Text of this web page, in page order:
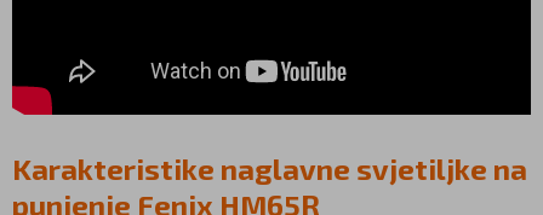
Karakteristike naglavne svjetiljke na
punjenje Fenix HM65R